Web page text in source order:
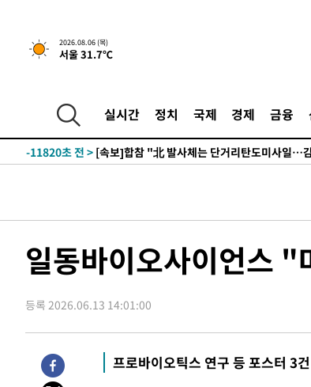
2026.08.06 (목)
서울 31.7℃
실시간 정치 국제 경제 금융
-29310초 전 >'월드컵 탈락 후폭풍' 축구협회…11시간 걸린 초
합)
-28746초 전 >[속보] 뉴욕증시, 혼조 출발…나스닥 0.3%↓,
-26224초 전 >
경찰, '홍명보는 2순위' 결론냈던 스포츠윤리
-11820초 전 >
화"
-11568초 전 > 日방위성, 北이 동해로 쏜 발사체는 탄도미사일
-8800초 전 >'낮 최고 39도' 불볕더위…한밤 열대야도 계속[
-8421초 전 >"韓 외환시장 개입 관측 배경엔 美의 대한국 무
-8088초 전 >서울 낮 37.9도, 올여름 최고치 경신…영등포 순
-7650초 전 >[속보]종합특검, 대검 추가 압수수색…내란 중요
-3745초 전 >
[속보]코스닥, 800p 회복…0.26% 오른 801.67
-3675초 전 >
[속보]코스피, 301.88포인트(4.58%) 내린
일동바이오사이언스
등록 2026.06.13 14:01:00
프로바이오틱스 연구 등 포스터 3